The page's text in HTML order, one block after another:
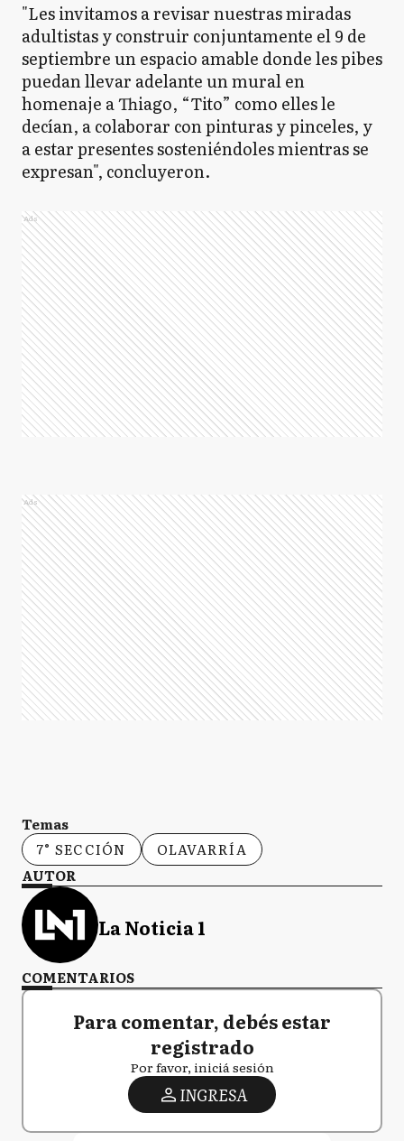
"Les invitamos a revisar nuestras miradas
adultistas y construir conjuntamente el 9 de
septiembre un espacio amable donde les pibes
puedan llevar adelante un mural en
homenaje a Thiago, “Tito” como elles le
decían, a colaborar con pinturas y pinceles, y
a estar presentes sosteniéndoles mientras se
expresan", concluyeron.
Ads
Ads
Temas
7° SECCIÓN
OLAVARRÍA
AUTOR
La Noticia 1
COMENTARIOS
Para comentar, debés estar
registrado
Por favor, iniciá sesión
INGRESA